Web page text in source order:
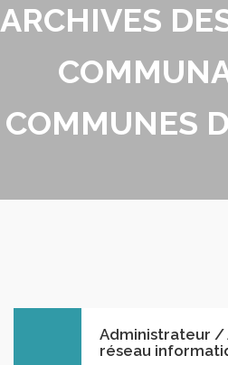
ARCHIVES
COMMUNES
Administrateur /
réseau